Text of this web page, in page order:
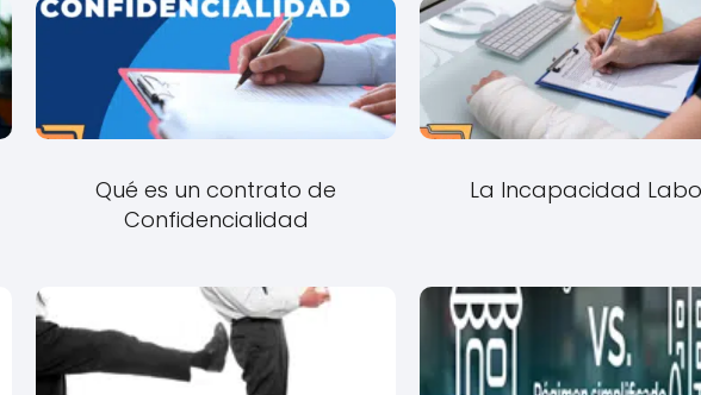
Qué es un contrato de
Confidencialidad
La Incapacidad